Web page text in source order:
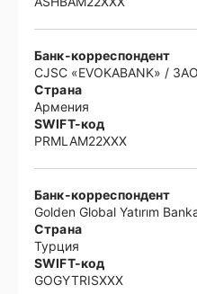
Банк-корреспондент
CJSC «EVOKABANK» /
Страна
Армения
SWIFT-код
PRMLAM22XXX
Банк-корреспондент
Golden Global Yatırım
Страна
Турция
SWIFT-код
GOGYTRISXXX